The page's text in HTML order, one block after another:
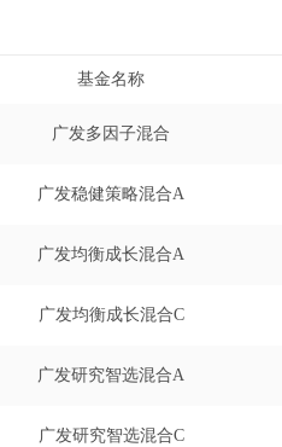
基金名称
广发多因子混合
广发稳健策略混合A
广发均衡成长混合A
广发均衡成长混合C
广发研究智选混合A
广发研究智选混合C